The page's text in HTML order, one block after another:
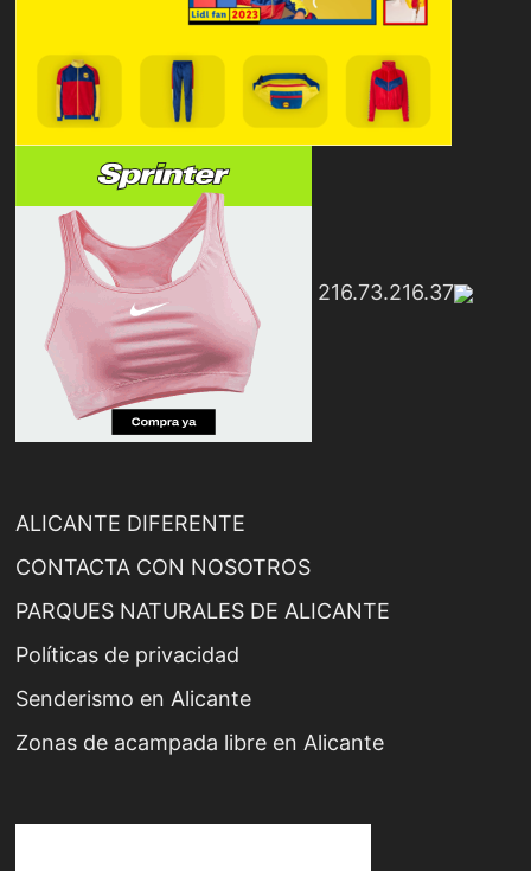
216.73.216.37
ALICANTE DIFERENTE
CONTACTA CON NOSOTROS
PARQUES NATURALES DE ALICANTE
Políticas de privacidad
Senderismo en Alicante
Zonas de acampada libre en Alicante